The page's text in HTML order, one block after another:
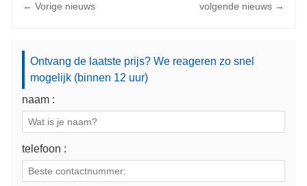
← Vorige nieuws volgende nieuws →
Ontvang de laatste prijs? We reageren zo snel
mogelijk (binnen 12 uur)
naam :
telefoon :